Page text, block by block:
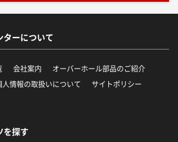
ターについて
会社案内
オーバーホール部品のご紹介
人情報の取扱いについて
サイトポリシー
を探す